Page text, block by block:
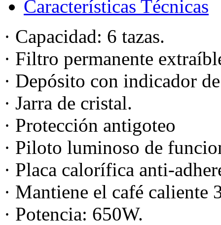
Características Técnicas
· Capacidad: 6 tazas.
· Filtro permanente
· Depósito con indicador
· Jarra de cristal.
· Protección antigoteo
· Piloto luminoso de
· Placa calorífica anti-
· Mantiene el café caliente
· Potencia: 650W.